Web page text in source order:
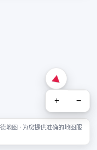
+ −
地图 · 为您提供准确的地图服